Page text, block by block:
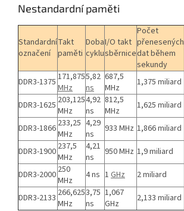
Nestandardní paměti
Standardní
označení
Takt
paměti
Doba
cyklu
I/O takt
sběrnice
Počet
přenesených
dat během
sekundy
DDR3-1375 171,875
MHz
5,82
ns
687,5
MHz
1,375 miliard
DDR3-1625 203,125
MHz
4,92
ns
812,5
MHz
1,625 miliard
DDR3-1866 233,25
MHz
4,29
ns
933 MHz 1,866 miliard
DDR3-1900 237,5
MHz
4,21
ns
950 MHz 1,9 miliard
DDR3-2000 250
MHz
4 ns 1 GHz 2 miliard
DDR3-2133 266,625
MHz
3,75
ns
1,067
GHz
2,133 miliard